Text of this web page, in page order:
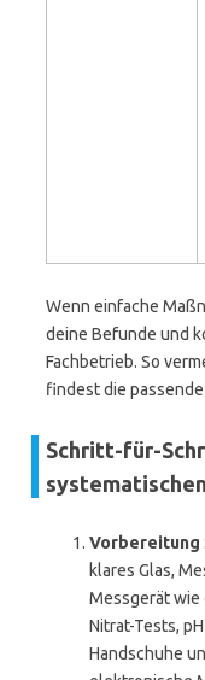
Wenn einfache
deine Befunde und
Fachbetrieb. So
findest die
Schritt-für-
Vorbereitung
klares Glas,
Messgerät wie
Nitrat-Tests,
Handschuhe